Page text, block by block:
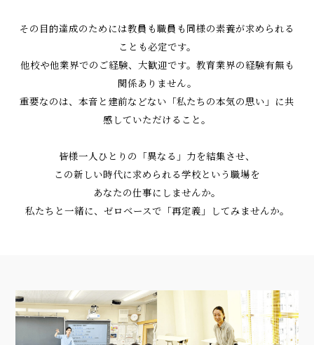
その目的達成のためには教員も職員も同様の素養が求められる
ことも必定です。
他校や他業界でのご経験、大歓迎です。教育業界の経験有無も
関係ありません。
重要なのは、本音と建前などない「私たちの本気の思い」に共
感していただけること。
皆様一人ひとりの「異なる」力を結集させ、
この新しい時代に求められる学校という職場を
あなたの仕事にしませんか。
私たちと一緒に、ゼロベースで「再定義」してみませんか。